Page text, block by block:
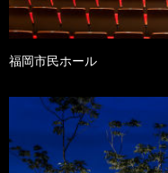
福岡市民ホール